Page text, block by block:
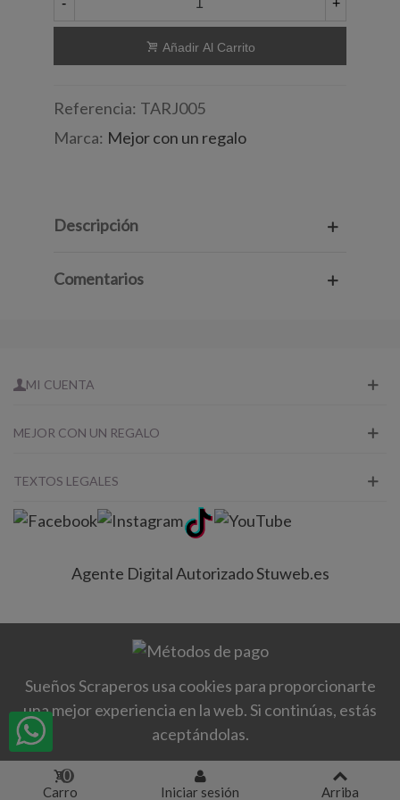
- +
Añadir Al Carrito
Referencia: TARJ005
Marca: Mejor con un regalo
Descripción
Comentarios
MI CUENTA
MEJOR CON UN REGALO
TEXTOS LEGALES
Agente Digital Autorizado Stuweb.es
Sueños Scraperos usa cookies para proporcionarte
una mejor experiencia en la web. Si continúas, estás
aceptándolas.
Carro
0
Iniciar sesión Arriba